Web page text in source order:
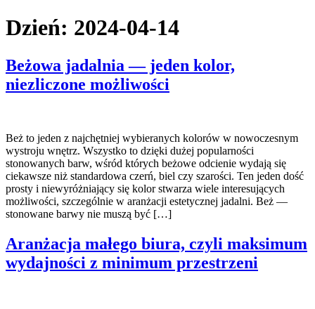
Dzień: 2024-04-14
Beżowa jadalnia — jeden kolor,
niezliczone możliwości
Beż to jeden z najchętniej wybieranych kolorów w nowoczesnym
wystroju wnętrz. Wszystko to dzięki dużej popularności
stonowanych barw, wśród których beżowe odcienie wydają się
ciekawsze niż standardowa czerń, biel czy szarości. Ten jeden dość
prosty i niewyróżniający się kolor stwarza wiele interesujących
możliwości, szczególnie w aranżacji estetycznej jadalni. Beż —
stonowane barwy nie muszą być […]
Aranżacja małego biura, czyli maksimum
wydajności z minimum przestrzeni